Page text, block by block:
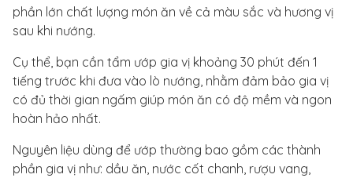
phần lớn chất lượng món ăn về cả màu sắc và hương vị
sau khi nướng.
Cụ thể, bạn cần tẩm ướp gia vị khoảng 30 phút đến 1
tiếng trước khi đưa vào lò nướng, nhằm đảm bảo gia vị
có đủ thời gian ngấm giúp món ăn có độ mềm và ngon
hoàn hảo nhất.
Nguyên liệu dùng để ướp thường bao gồm các thành
phần gia vị như: dầu ăn, nước cốt chanh, rượu vang,